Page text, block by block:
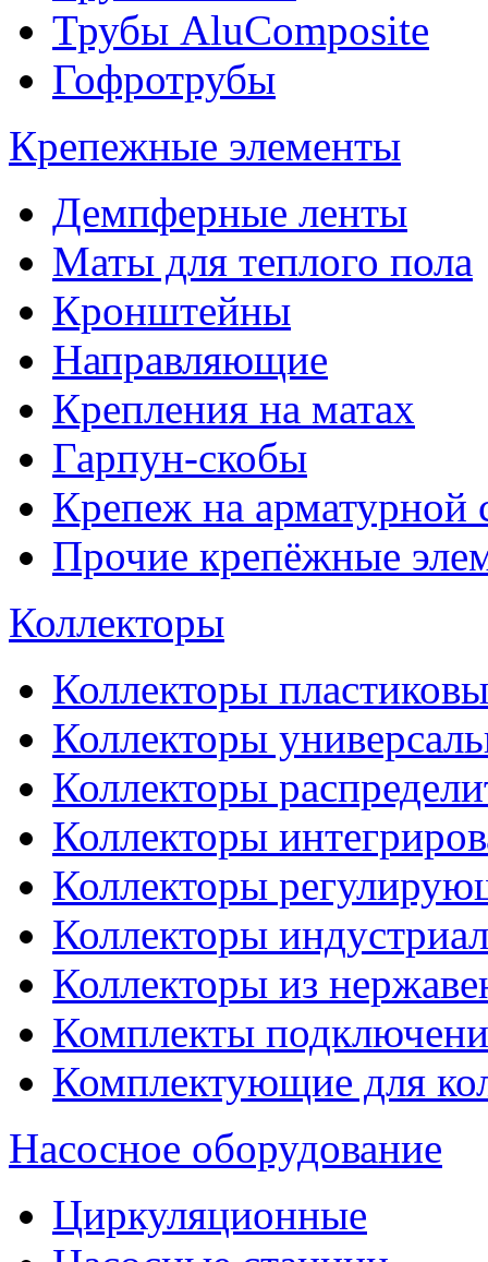
Трубы AluComposite
Гофротрубы
Крепежные элементы
Демпферные ленты
Маты для теплого пола
Кронштейны
Направляющие
Крепления на матах
Гарпун-скобы
Крепеж на арматурной
Прочие крепёжные
Коллекторы
Коллекторы
Коллекторы
Коллекторы
Коллекторы
Коллекторы
Коллекторы
Коллекторы из
Комплекты
Комплектующие для
Насосное оборудование
Циркуляционные